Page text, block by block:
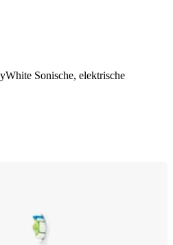
Sonische, elektrische